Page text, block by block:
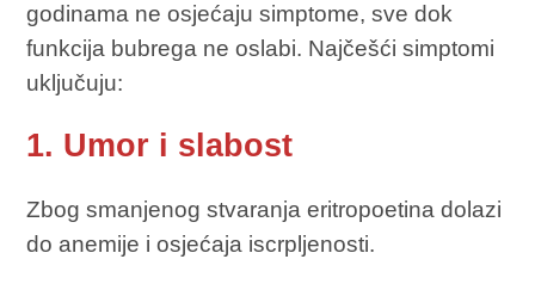
godinama ne osjećaju simptome, sve dok
funkcija bubrega ne oslabi. Najčešći simptomi
uključuju:
1. Umor i slabost
Zbog smanjenog stvaranja eritropoetina dolazi
do anemije i osjećaja iscrpljenosti.